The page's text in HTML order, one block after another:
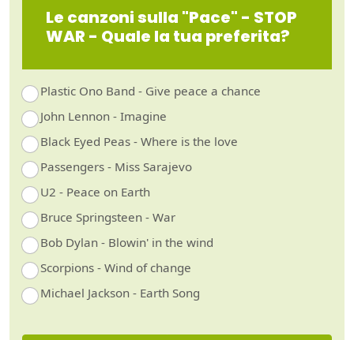
Le canzoni sulla "Pace" - STOP
WAR - Quale la tua preferita?
Plastic Ono Band - Give peace a chance
John Lennon - Imagine
Black Eyed Peas - Where is the love
Passengers - Miss Sarajevo
U2 - Peace on Earth
Bruce Springsteen - War
Bob Dylan - Blowin' in the wind
Scorpions - Wind of change
Michael Jackson - Earth Song